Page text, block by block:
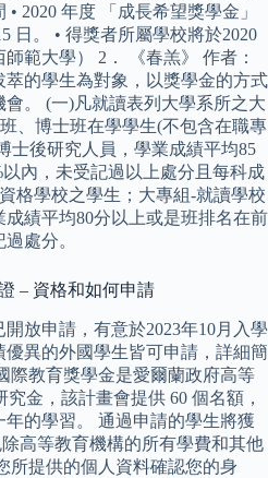
2020 年度 「成長希望獎學金」
日。 • 得獎者所屬學校將於2020
範大學） 2． 《春羔》 作者：
的學生為對象，以獎學金的方式
。 (一)凡就讀表列大學系所之大
、博士班在學學生(不包含在職專
士後研究人員，學業成績平均85
內，未受記過以上處分且每科成
格學校之學生；大專組-就讀學校
績平均80分以上或是班排名在前
處分。
– 資格和如何申請
放申請，有意於2023年10月入學
異的外國學生皆可申請，詳細簡
際教育獎學金是愛爾蘭政府高等
金，該計畫會提供 60 個名額，
的學習。 通過申請的學生將獲
高等教育機構的所有學費和其他
所提供的個人資料確認您的身